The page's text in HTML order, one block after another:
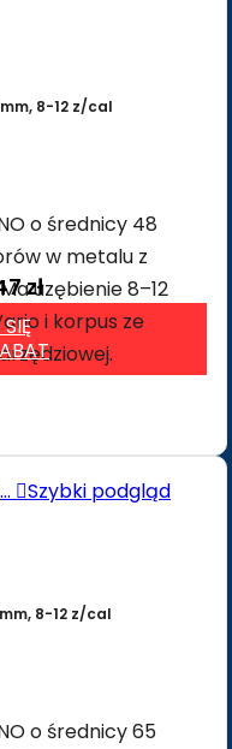
8-12 z/cal
o średnicy 48
w metalu z
uzębienie 8–12
i korpus ze
zł
Szybki podgląd
8-12 z/cal
o średnicy 65